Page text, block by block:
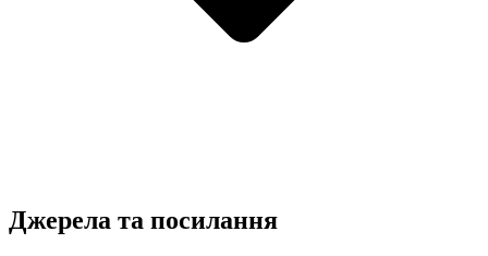
Джерела та посилання